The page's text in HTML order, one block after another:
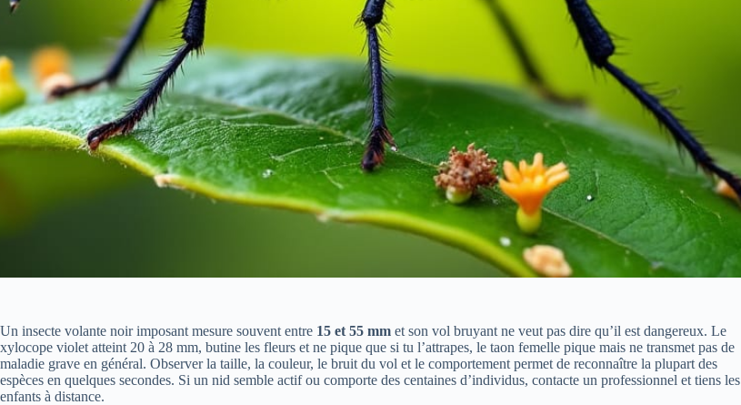
Un insecte volante noir imposant mesure souvent entre 15 et 55 mm et son vol bruyant ne veut pas dire qu’il est dangereux. Le
xylocope violet atteint 20 à 28 mm, butine les fleurs et ne pique que si tu l’attrapes, le taon femelle pique mais ne transmet pas de
maladie grave en général. Observer la taille, la couleur, le bruit du vol et le comportement permet de reconnaître la plupart des
espèces en quelques secondes. Si un nid semble actif ou comporte des centaines d’individus, contacte un professionnel et tiens les
enfants à distance.